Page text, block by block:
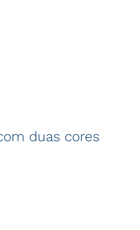
duas cores